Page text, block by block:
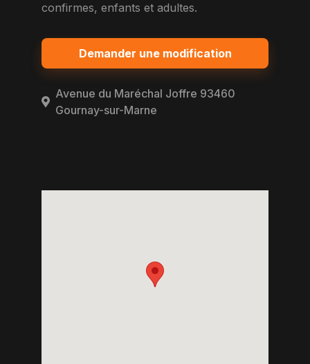
confirmes, enfants et adultes.
Demander une modification
Avenue du Maréchal Joffre 93460
Gournay-sur-Marne